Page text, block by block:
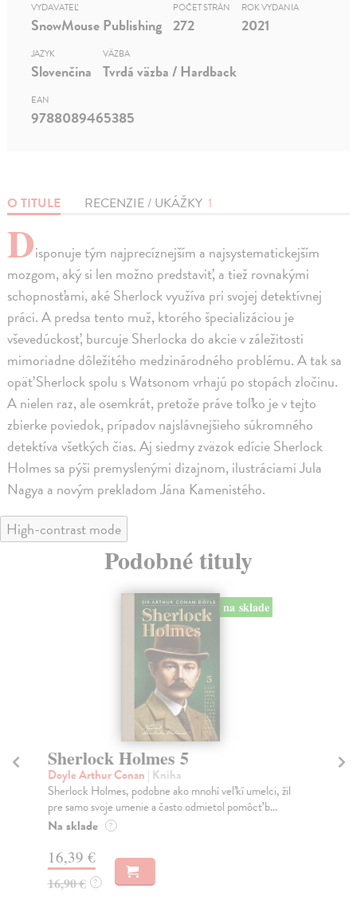
O TITULE RECENZIE / UKÁŽKY 1
Disponuje tým najprecíznejším a najsystematickejším
mozgom, aký si len možno predstaviť, a tiež rovnakými
schopnosťami, aké Sherlock využíva pri svojej detektívnej
práci. A predsa tento muž, ktorého špecializáciou je
vševedúckosť, burcuje Sherlocka do akcie v záležitosti
mimoriadne dôležitého medzinárodného problému. A tak sa
opäť Sherlock spolu s Watsonom vrhajú po stopách zločinu.
A nielen raz, ale osemkrát, pretože práve toľko je v tejto
zbierke poviedok, prípadov najslávnejšieho súkromného
detektíva všetkých čias. Aj siedmy zväzok edície Sherlock
Holmes sa pýši premyslenými dizajnom, ilustráciami Jula
Nagya a novým prekladom Jána Kamenistého.
VYDAVATEĽ
SnowMouse Publishing
POČET STRÁN
272
ROK VYDANIA
2021
JAZYK
Slovenčina
VÄZBA
Tvrdá väzba / Hardback
EAN
9788089465385
High-contrast mode
Podobné tituly
na sklade
Sherlock Holmes 5
Doyle Arthur Conan | Kniha
Sherlock Holmes, podobne ako mnohí veľkí umelci, žil
pre samo svoje umenie a často odmietol pomôcť b...
Na sklade ?
16,39 €
16,90 € ?